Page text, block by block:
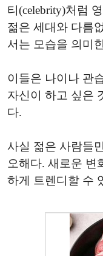
티(celebrity)처럼
젊은 세대와 다름
서는 모습을 의미
이들은 나이나 관
자신이 하고 싶은
다.
사실 젊은 사람들
오해다. 새로운 변
하게 트렌디할 수